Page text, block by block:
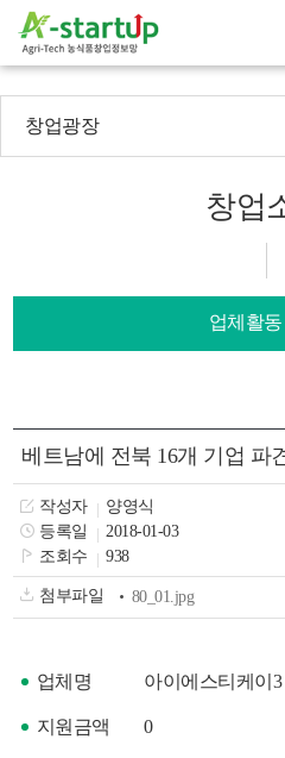
창업광장
창업
업체활
베트남에 전북 16개 기업 파
작성자
양영식
등록일
2018-01-03
조회수
938
첨부파일 80_01.jpg
업체명 아이에스티케이
지원금액 0